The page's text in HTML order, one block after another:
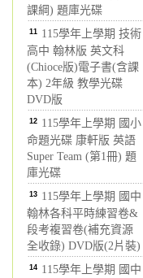
課綱) 題庫光碟
11 115學年上學期 技術
高中 翰林版 英文科
(Chioce版)電子書(含課
本) 2年級 教學光碟
DVD版
12 115學年上學期 國小
命題光碟 康軒版 英語
Super Team (第1冊) 題
庫光碟
13 115學年上學期 國中
翰林各科平時練習卷&
段考複習卷(補充資源
全收錄) DVD版(2片裝)
14 115學年上學期 國中